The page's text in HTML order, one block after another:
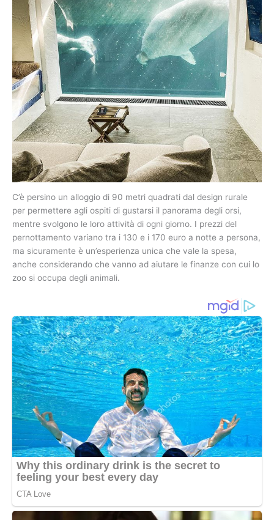
C’è persino un alloggio di 90 metri quadrati dal design rurale
per permettere agli ospiti di gustarsi il panorama degli orsi,
mentre svolgono le loro attività di ogni giorno. I prezzi del
pernottamento variano tra i 130 e i 170 euro a notte a persona,
ma sicuramente è un’esperienza unica che vale la spesa,
anche considerando che vanno ad aiutare le finanze con cui lo
zoo si occupa degli animali.